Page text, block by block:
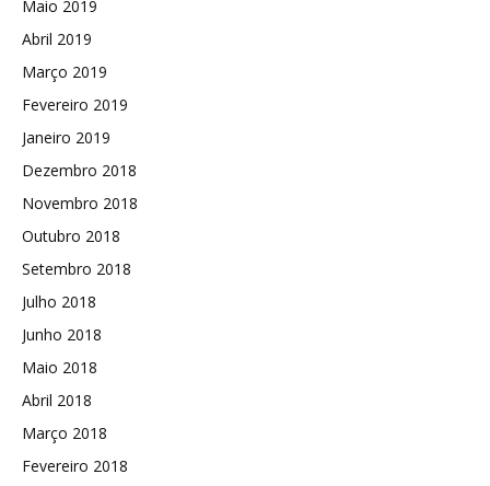
Maio 2019
Abril 2019
Março 2019
Fevereiro 2019
Janeiro 2019
Dezembro 2018
Novembro 2018
Outubro 2018
Setembro 2018
Julho 2018
Junho 2018
Maio 2018
Abril 2018
Março 2018
Fevereiro 2018